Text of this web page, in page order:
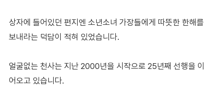
상자에 들어있던 편지엔 소년소녀 가장들에게 따뜻한 한해를
보내라는 덕담이 적혀 있었습니다.
얼굴없는 천사는 지난 2000년을 시작으로 25년째 선행을 이
어오고 있습니다.